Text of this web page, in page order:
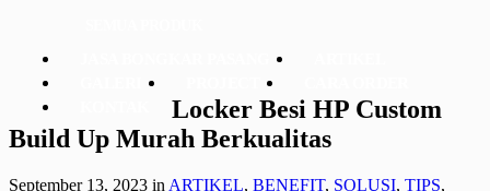
Locker Besi HP Custom
Build Up Murah Berkualitas
September 13, 2023 in ARTIKEL, BENEFIT, SOLUSI, TIPS,